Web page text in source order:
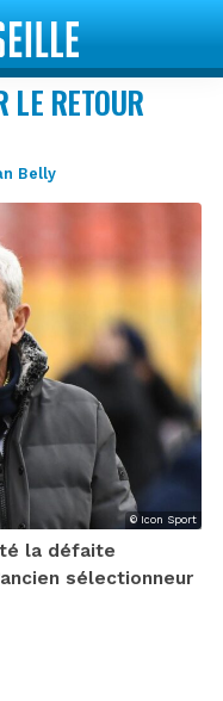
LE RETOUR
Belly
© Icon Sport
la défaite
sélectionneur